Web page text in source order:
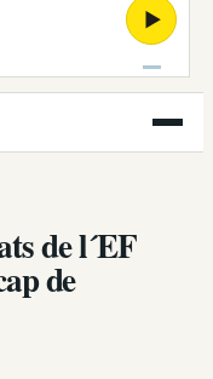
▶
Obre
el
de l´EF
de